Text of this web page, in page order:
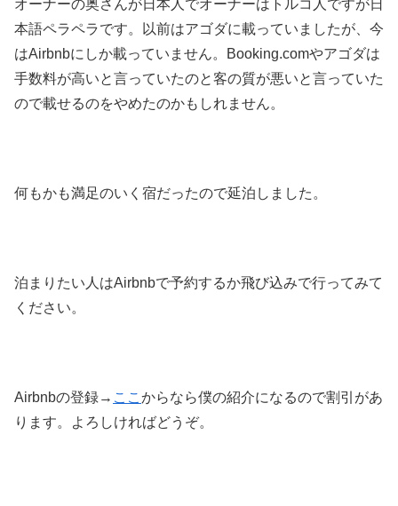
オーナーの奥さんが日本人でオーナーはトルコ人ですが日
本語ペラペラです。以前はアゴダに載っていましたが、今
はAirbnbにしか載っていません。Booking.comやアゴダは
手数料が高いと言っていたのと客の質が悪いと言っていた
ので載せるのをやめたのかもしれません。
何もかも満足のいく宿だったので延泊しました。
泊まりたい人はAirbnbで予約するか飛び込みで行ってみて
ください。
Airbnbの登録→ ここ からなら僕の紹介になるので割引があ
ります。よろしければどうぞ。